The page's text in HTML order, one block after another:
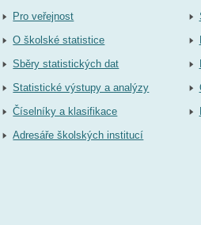
Pro veřejnost
O školské statistice
Sběry statistických dat
Statistické výstupy a analýzy
Číselníky a klasifikace
Adresáře školských institucí